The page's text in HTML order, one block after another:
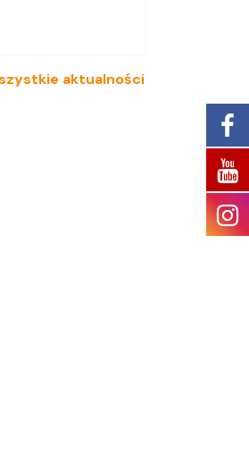
aktualności